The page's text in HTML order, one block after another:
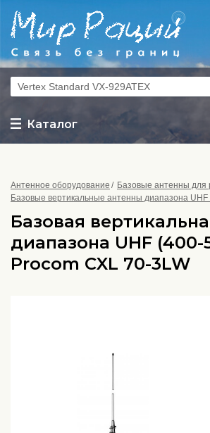
Каталог
Антенное оборудование
Базовые антенны для
Базовые вертикальные антенны диапазона
Базовая
диапазона UHF (400-
Procom CXL 70-3LW